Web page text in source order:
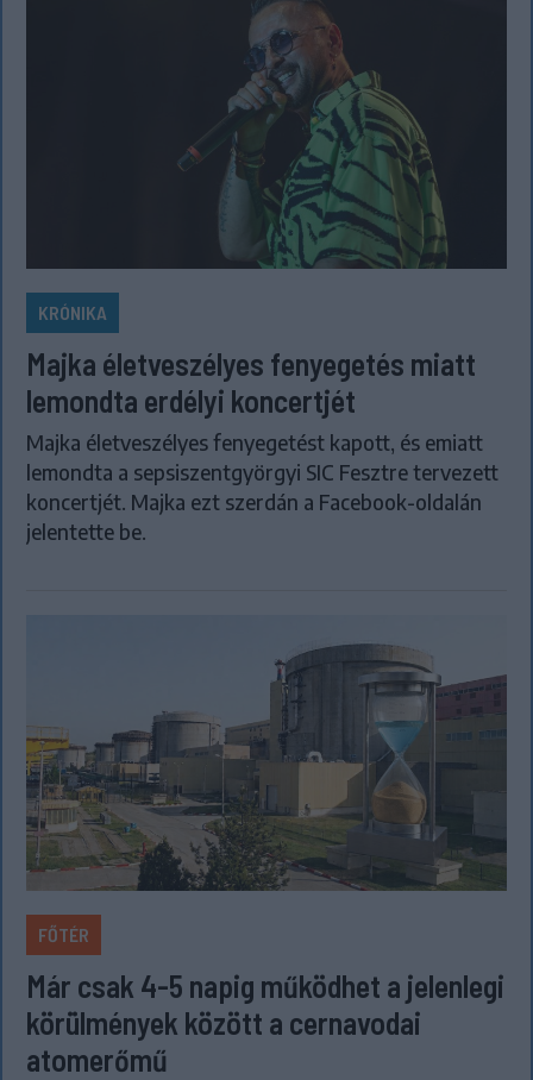
KRÓNIKA
Majka életveszélyes fenyegetés miatt
lemondta erdélyi koncertjét
Majka életveszélyes fenyegetést kapott, és emiatt
lemondta a sepsiszentgyörgyi SIC Fesztre tervezett
koncertjét. Majka ezt szerdán a Facebook-oldalán
jelentette be.
FŐTÉR
Már csak 4-5 napig működhet a jelenlegi
körülmények között a cernavodai
atomerőmű